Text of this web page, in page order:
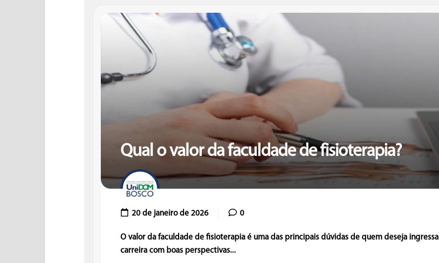
Qual o valor da faculdade de fisioterapia?
20 de janeiro de 2026 0
O valor da faculdade de fisioterapia é uma das principais dúvidas de quem deseja
carreira com boas perspectivas...